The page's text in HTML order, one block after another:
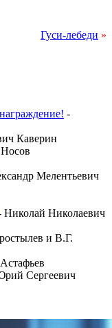
Гуси-лебеди »
-
Каверин
Мелентьевич
Николай Николаевич
и В.Г.
Сергеевич